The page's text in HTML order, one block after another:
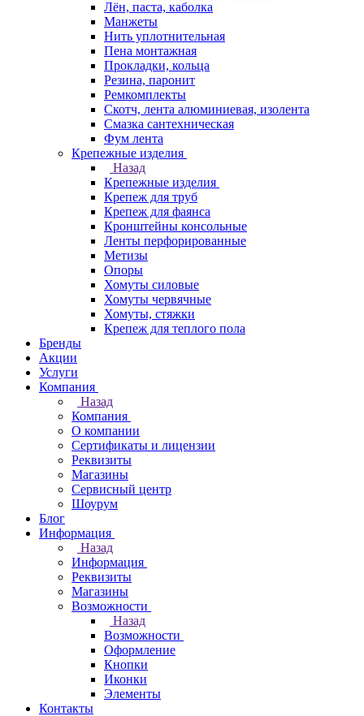
Лён, паста, каболка
Манжеты
Нить уплотнительная
Пена монтажная
Прокладки, кольца
Резина, паронит
Ремкомплекты
Скотч, лента алюминиевая, изолента
Смазка сантехническая
Фум лента
Крепежные изделия
Назад
Крепежные изделия
Крепеж для труб
Крепеж для фаянса
Кронштейны консольные
Ленты перфорированные
Метизы
Опоры
Хомуты силовые
Хомуты червячные
Хомуты, стяжки
Крепеж для теплого пола
Бренды
Акции
Услуги
Компания
Назад
Компания
О компании
Сертификаты и лицензии
Реквизиты
Магазины
Сервисный центр
Шоурум
Блог
Информация
Назад
Информация
Реквизиты
Магазины
Возможности
Назад
Возможности
Оформление
Кнопки
Иконки
Элементы
Контакты